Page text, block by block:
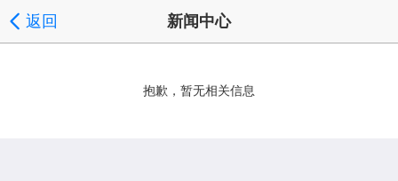
返回 新闻中心
抱歉，暂无相关信息